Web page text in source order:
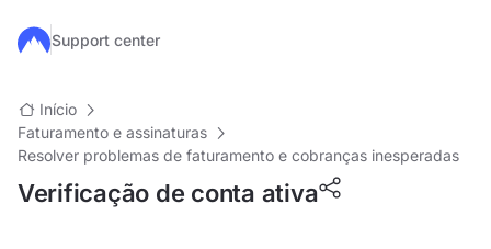
Ir para o conteúdo principal
Support center
Início
Faturamento e assinaturas
Resolver problemas de faturamento e cobranças inesperadas
Verificação de conta ativa